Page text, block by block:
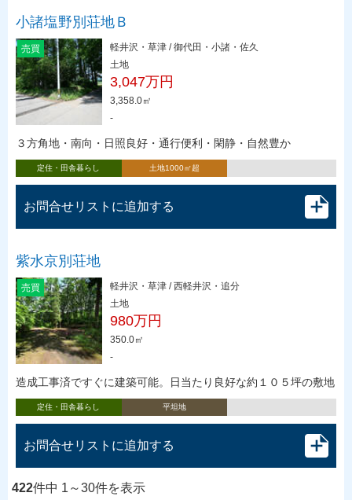
小諸塩野別荘地Ｂ
売買
軽井沢・草津 / 御代田・小諸・佐久
土地
3,047万円
3,358.0㎡
-
３方角地・南向・日照良好・通行便利・閑静・自然豊か
定住・田舎暮らし 土地1000㎡超
お問合せリストに追加する
紫水京別荘地
売買
軽井沢・草津 / 西軽井沢・追分
土地
980万円
350.0㎡
-
造成工事済ですぐに建築可能。日当たり良好な約１０５坪の敷地
定住・田舎暮らし 平坦地
お問合せリストに追加する
422件中 1～30件を表示